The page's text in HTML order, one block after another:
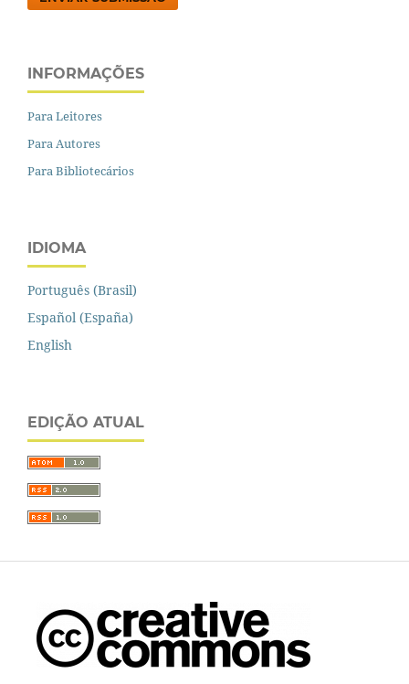
INFORMAÇÕES
Para Leitores
Para Autores
Para Bibliotecários
IDIOMA
Português (Brasil)
Español (España)
English
EDIÇÃO ATUAL